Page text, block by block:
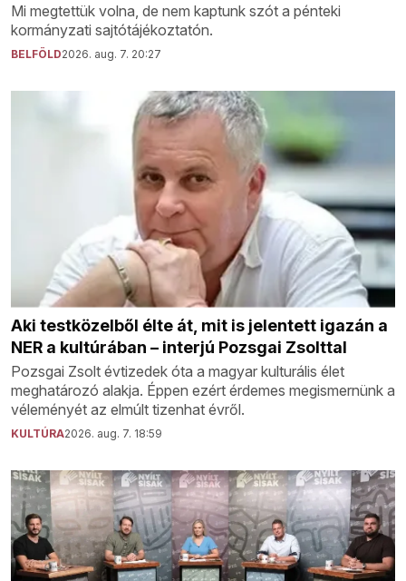
Mi megtettük volna, de nem kaptunk szót a pénteki
kormányzati sajtótájékoztatón.
BELFÖLD2026. aug. 7. 20:27
Aki testközelből élte át, mit is jelentett igazán a
NER a kultúrában – interjú Pozsgai Zsolttal
Pozsgai Zsolt évtizedek óta a magyar kulturális élet
meghatározó alakja. Éppen ezért érdemes megismernünk a
véleményét az elmúlt tizenhat évről.
KULTÚRA2026. aug. 7. 18:59